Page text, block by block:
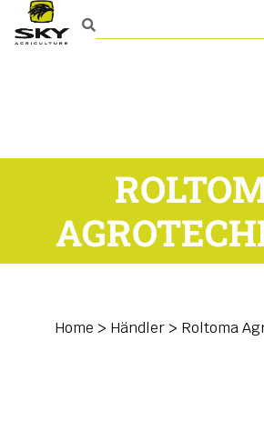
Home > Händler > Roltoma